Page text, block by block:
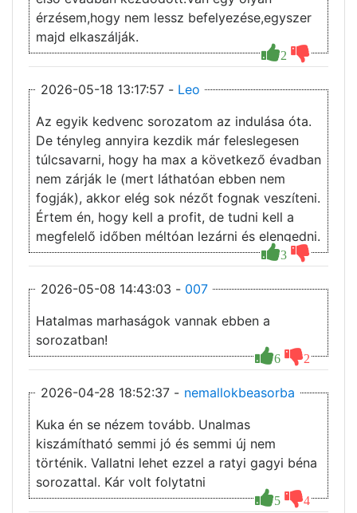
2
érzésem,hogy nem lessz befelyezése,egyszer
majd elkaszálják.
2026-05-18 13:17:57 - Leo
3
Az egyik kedvenc sorozatom az indulása óta.
De tényleg annyira kezdik már feleslegesen
túlcsavarni, hogy ha max a következő évadban
nem zárják le (mert láthatóan ebben nem
fogják), akkor elég sok nézőt fognak veszíteni.
Értem én, hogy kell a profit, de tudni kell a
megfelelő időben méltóan lezárni és elengedni.
2026-05-08 14:43:03 - 007
6 2
Hatalmas marhaságok vannak ebben a
sorozatban!
2026-04-28 18:52:37 - nemallokbeasorba
5 4
Kuka én se nézem tovább. Unalmas
kiszámítható semmi jó és semmi új nem
történik. Vallatni lehet ezzel a ratyi gagyi béna
sorozattal. Kár volt folytatni